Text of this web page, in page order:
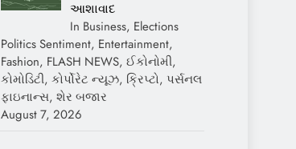
આશાવાદ
In Business, Elections
Politics Sentiment, Entertainment,
Fashion, FLASH NEWS, ઈકોનોમી,
કોમોડિટી, કોર્પોરેટ ન્યૂઝ, ક્રિપ્ટો, પર્સનલ
ફાઇનાન્સ, શેર બજાર
August 7, 2026